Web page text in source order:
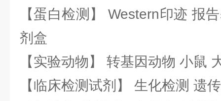
【蛋白检测】 Western印迹 报
剂盒
【实验动物】 转基因动物 小鼠
【临床检测试剂】 生化检测 遗